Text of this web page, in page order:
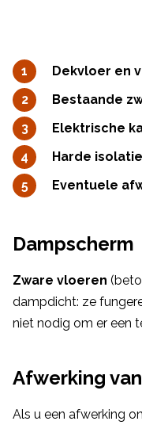
Dekvloer en
Bestaande
Elektrische
Harde isolatie
Eventuele
Dampscherm
Zware vloeren
dampdicht: ze
niet nodig om er een
Afwerking
Als u een afwerking